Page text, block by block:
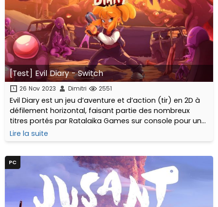
[Test] Evil Diary - Switch
26 Nov 2023 Dimitri 2551
Evil Diary est un jeu d’aventure et d’action (tir) en 2D à
défilement horizontal, faisant partie des nombreux
titres portés par Ratalaika Games sur console pour un
prix modique : 5€.
Lire la suite
PC